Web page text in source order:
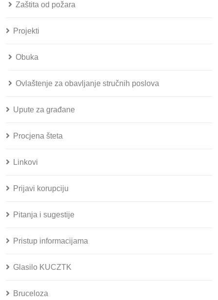
Zaštita od požara
Projekti
Obuka
Ovlaštenje za obavljanje stručnih poslova
Upute za građane
Procjena šteta
Linkovi
Prijavi korupciju
Pitanja i sugestije
Pristup informacijama
Glasilo KUCZTK
Bruceloza